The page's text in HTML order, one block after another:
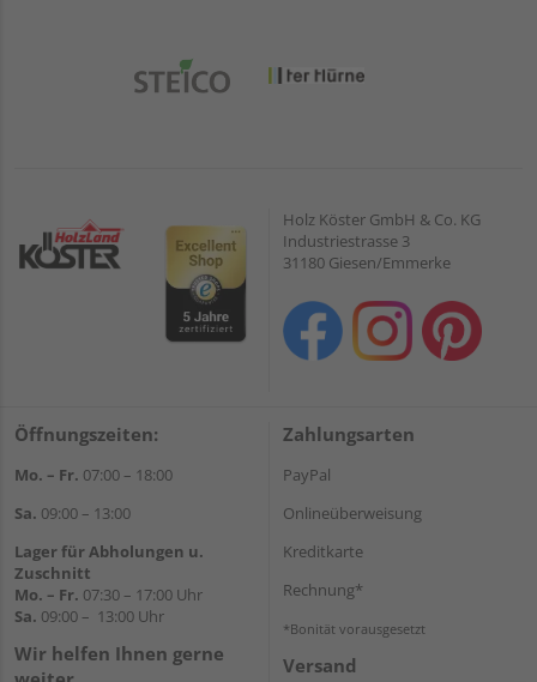
Holz Köster GmbH & Co. KG
Industriestrasse 3
31180 Giesen/Emmerke
Öffnungszeiten:
Mo. – Fr. 07:00 – 18:00
Sa. 09:00 – 13:00
Lager für Abholungen u.
Zuschnitt
Mo. – Fr. 07:30 – 17:00 Uhr
Sa. 09:00 – 13:00 Uhr
Wir helfen Ihnen gerne
Zahlungsarten
PayPal
Onlineüberweisung
Kreditkarte
Rechnung*
*Bonität vorausgesetzt
Versand